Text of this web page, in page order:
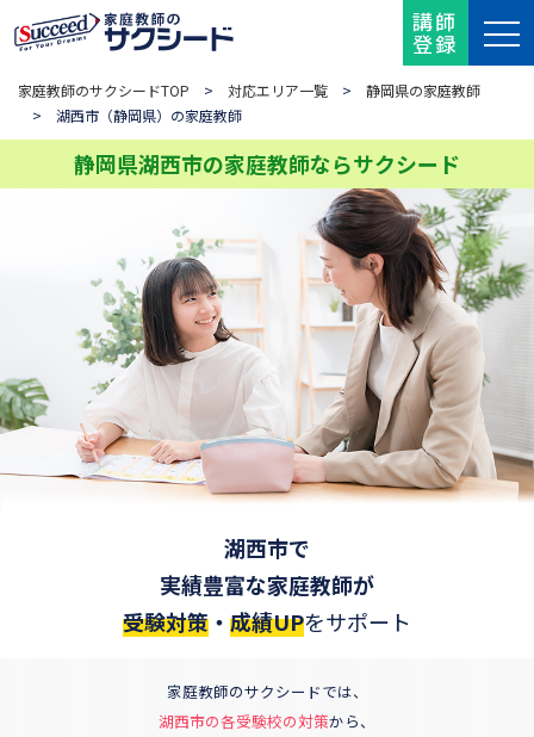
講師
登録
家庭教師のサクシードTOP > 対応エリア一覧 > 静岡県の家庭教師
> 湖西市（静岡県）の家庭教師
静岡県湖西市の家庭教師ならサクシード
湖西市で
実績豊富な家庭教師が
受験対策 ・ 成績UPをサポート
家庭教師のサクシードでは、
湖西市の各受験校の対策から、